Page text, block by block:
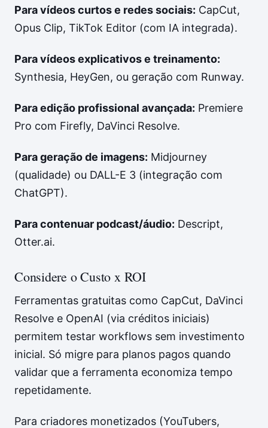
Para vídeos curtos e redes sociais: CapCut,
Opus Clip, TikTok Editor (com IA integrada).
Para vídeos explicativos e treinamento:
Synthesia, HeyGen, ou geração com Runway.
Para edição profissional avançada: Premiere
Pro com Firefly, DaVinci Resolve.
Para geração de imagens: Midjourney
(qualidade) ou DALL-E 3 (integração com
ChatGPT).
Para contenuar podcast/áudio: Descript,
Otter.ai.
Considere o Custo x ROI
Ferramentas gratuitas como CapCut, DaVinci
Resolve e OpenAI (via créditos iniciais)
permitem testar workflows sem investimento
inicial. Só migre para planos pagos quando
validar que a ferramenta economiza tempo
repetidamente.
Para criadores monetizados (YouTubers,